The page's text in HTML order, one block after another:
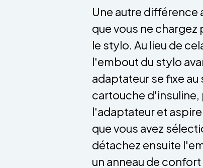
Une autre différence
que vous ne
le stylo. Au lieu de
l'embout du stylo
adaptateur se fixe
cartouche d'insuline,
l'adaptateur et
que vous avez
détachez ensuite
un anneau de